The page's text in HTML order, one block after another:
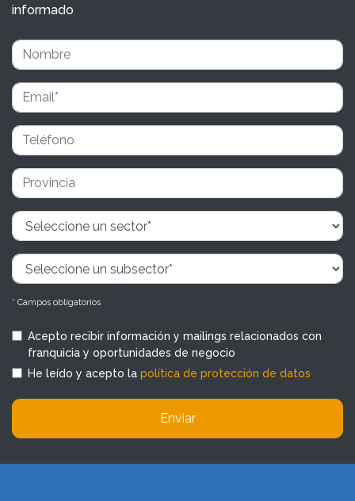
informado
* Campos obligatorios
Acepto recibir información y mailings relacionados con
franquicia y oportunidades de negocio
He leído y acepto la política de protección de datos
Enviar